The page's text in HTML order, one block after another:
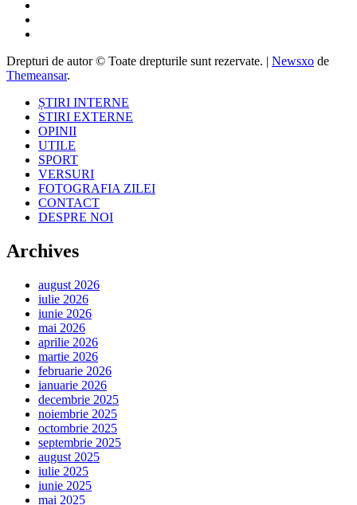
Drepturi de autor © Toate drepturile sunt rezervate. | Newsxo de
Themeansar.
ȘTIRI INTERNE
STIRI EXTERNE
OPINII
UTILE
SPORT
VERSURI
FOTOGRAFIA ZILEI
CONTACT
DESPRE NOI
Archives
august 2026
iulie 2026
iunie 2026
mai 2026
aprilie 2026
martie 2026
februarie 2026
ianuarie 2026
decembrie 2025
noiembrie 2025
octombrie 2025
septembrie 2025
august 2025
iulie 2025
iunie 2025
mai 2025